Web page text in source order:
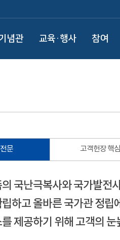
념관 교육·행사 참여
문 고객헌장 핵
국난극복사와 국가발전
하고 올바른 국가관 정
제공하기 위해 고객의 눈